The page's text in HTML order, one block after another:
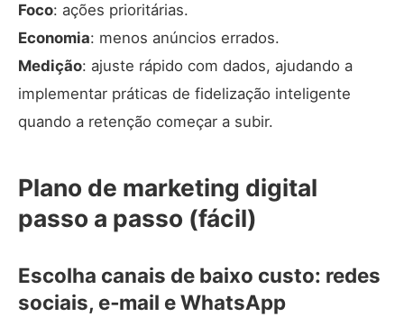
Foco: ações prioritárias.
Economia: menos anúncios errados.
Medição: ajuste rápido com dados, ajudando a
implementar práticas de fidelização inteligente
quando a retenção começar a subir.
Plano de marketing digital
passo a passo (fácil)
Escolha canais de baixo custo: redes
sociais, e‑mail e WhatsApp